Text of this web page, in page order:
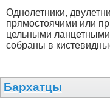
Однолетники,
прямостоячими или
цельными
собраны в
Бархатцы